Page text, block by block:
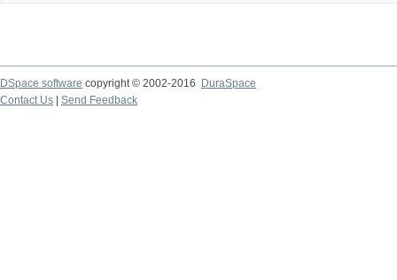
DSpace software copyright © 2002-2016
DuraSpace
Contact Us
Send Feedback